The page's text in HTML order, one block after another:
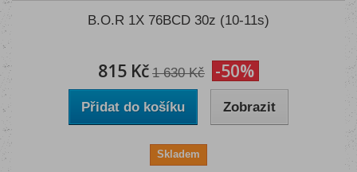
B.O.R 1X 76BCD 30z (10-11s)
815 Kč 1 630 Kč -50%
Přidat do košíku Zobrazit
Skladem